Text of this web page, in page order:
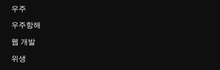
우주
우주항해
웹 개발
위생